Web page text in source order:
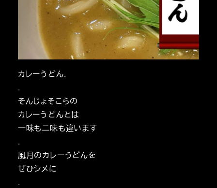
カレーうどん.
.
そんじょそこらの
カレーうどんとは
一味も二味も違います
.
風月のカレーうどんを
ぜひシメに
.